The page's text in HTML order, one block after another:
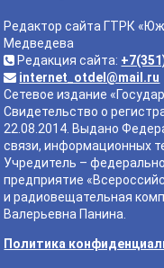
Редактор сайта ГТРК
Медведева
Редакция сайта:
internet_otdel@mail.ru
Сетевое издание
Свидетельство о
22.08.2014. Выдано
связи, информационных
Учредитель –
предприятие
и радиовещательная
Валерьевна Панина.
Политика